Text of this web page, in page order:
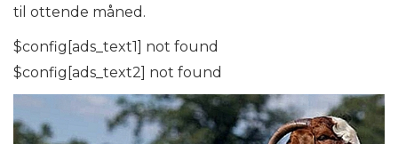
til ottende måned.
$config[ads_text1] not found
$config[ads_text2] not found